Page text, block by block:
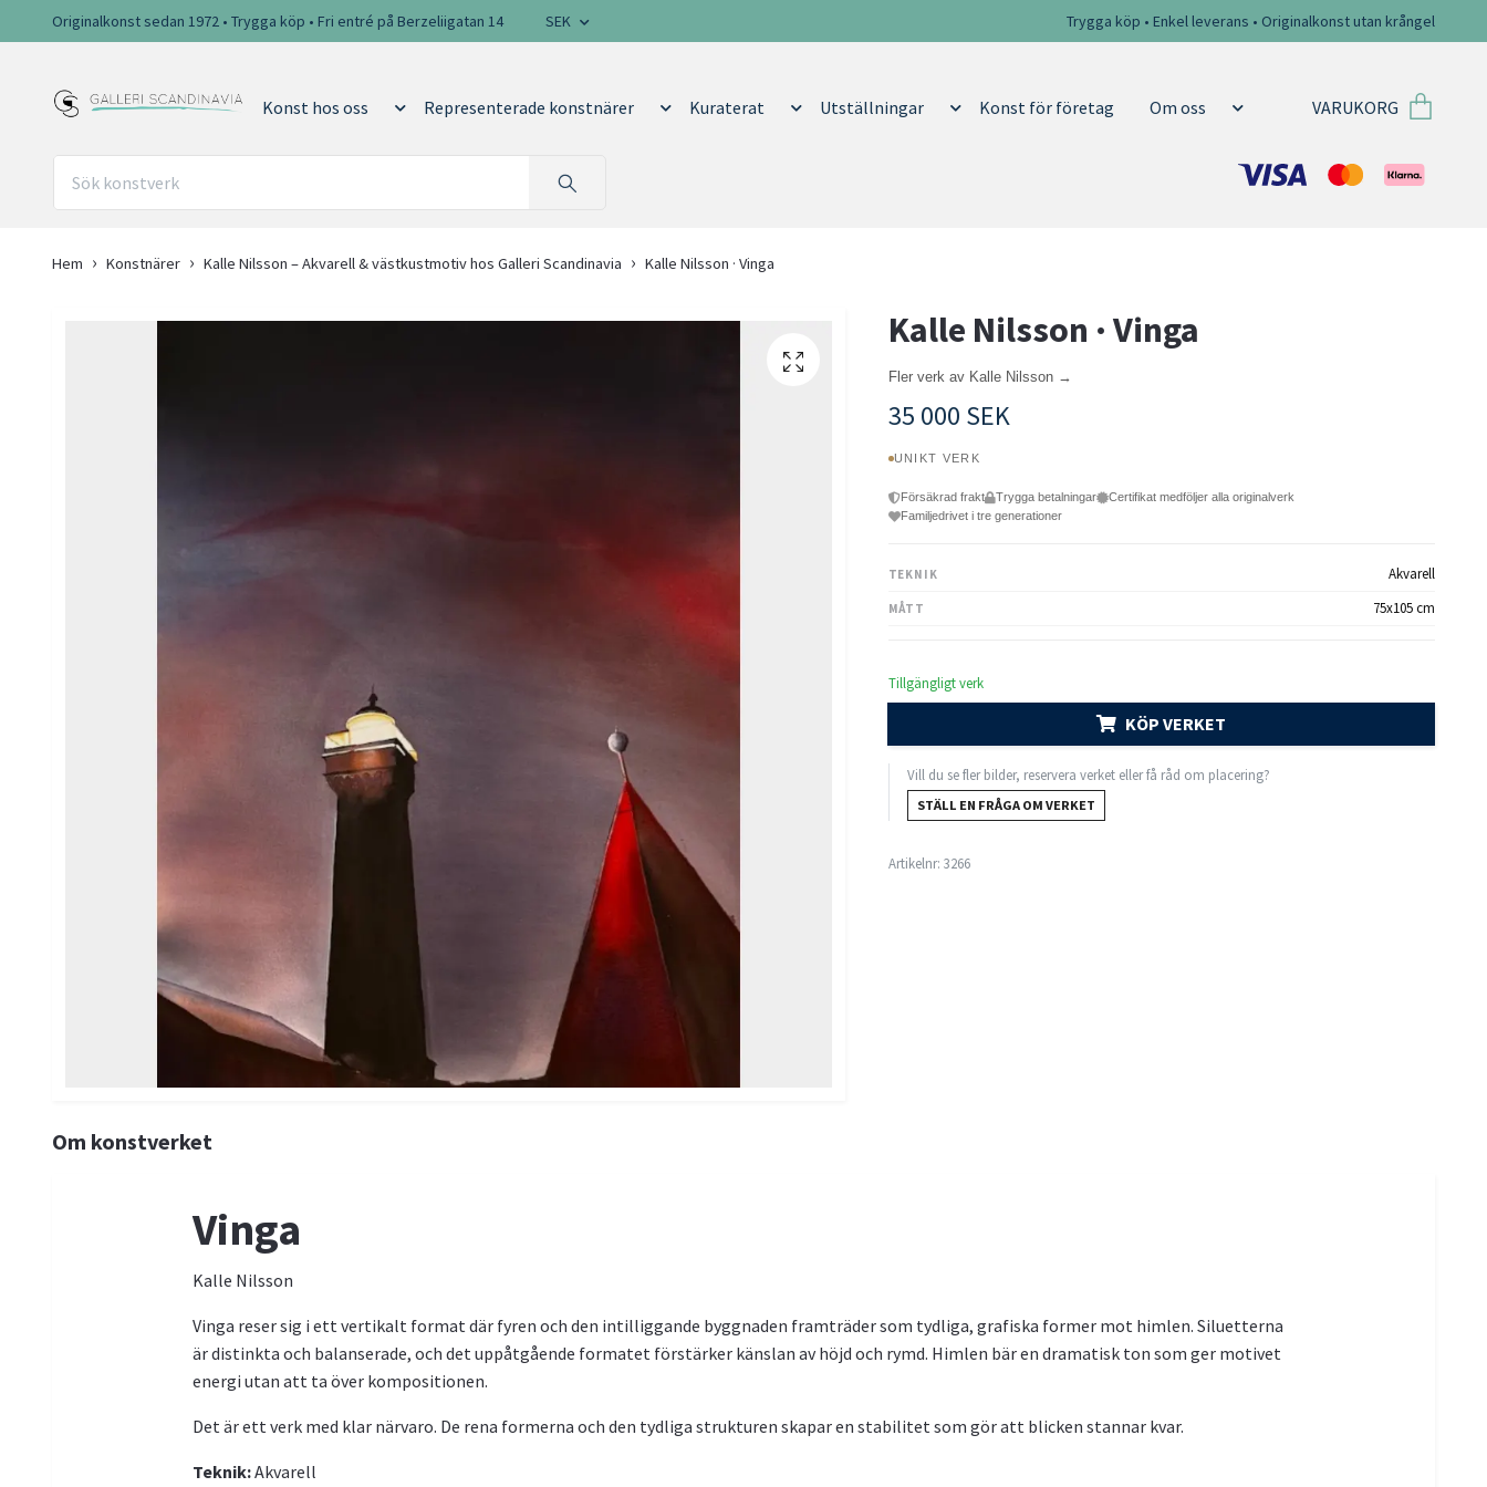
Originalkonst sedan 1972 • Trygga köp • Fri entré på Berzeliigatan 14 SEK Trygga köp • Enkel leverans • Originalkonst utan krångel
Konst hos oss Representerade konstnärer Kuraterat Utställningar Konst för företag Om oss VARUKORG
Hem Konstnärer Kalle Nilsson – Akvarell & västkustmotiv hos Galleri Scandinavia Kalle Nilsson · Vinga
Kalle Nilsson · Vinga
Fler verk av Kalle Nilsson →
35 000 SEK
UNIKT VERK
Försäkrad frakt Trygga betalningar
Certifikat medföljer alla originalverk
Familjedrivet i tre generationer
TEKNIK Akvarell
MÅTT 75x105 cm
Tillgängligt verk
KÖP VERKET
Vill du se fler bilder, reservera verket eller få råd om placering?
STÄLL EN FRÅGA OM VERKET
Artikelnr: 3266
Om konstverket
Vinga
Kalle Nilsson
Vinga reser sig i ett vertikalt format där fyren och den intilliggande byggnaden framträder som tydliga, grafiska former mot himlen. Siluetterna
är distinkta och balanserade, och det uppåtgående formatet förstärker känslan av höjd och rymd. Himlen bär en dramatisk ton som ger motivet
energi utan att ta över kompositionen.
Det är ett verk med klar närvaro. De rena formerna och den tydliga strukturen skapar en stabilitet som gör att blicken stannar kvar.
Teknik:Akvarell